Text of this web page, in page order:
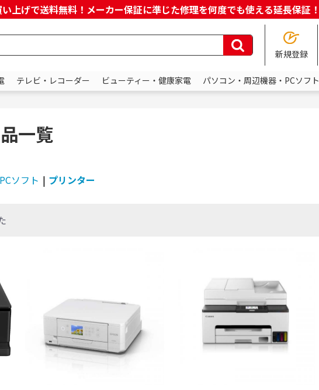
上げで送料無料！メーカー保証に準じた修理を何度でも使える延長保証！
新規登録
テレビ・レコーダー ビューティー・健康家電 パソコン・周辺機器・PCソフト
一覧
ソフト | プリンター